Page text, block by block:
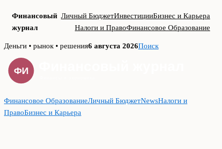
Финансовый
журнал
Личный БюджетИнвестицииБизнес и Карьера
Налоги и ПравоФинансовое Образование
Skip
content
Деньги • рынок • решения6 августа 2026Поиск
Финансовое ОбразованиеЛичный БюджетNewsНалоги и
ПравоБизнес и Карьера